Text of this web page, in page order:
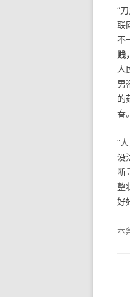
“
联
不
贱
人
男
的
春。
“
没
断
整
好
本